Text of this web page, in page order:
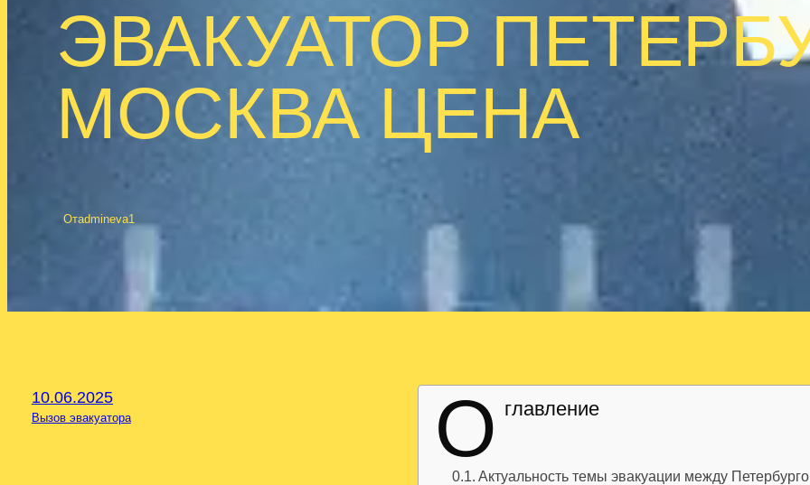
ЭВАКУАТОР
МОСКВА ЦЕНА
Отadmineva1
10.06.2025
Вызов эвакуатора О главление
Актуальность темы эвакуации между